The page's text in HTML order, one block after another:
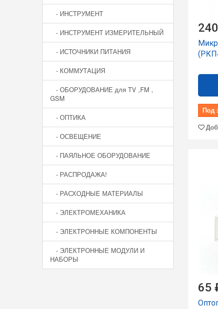
- ИНСТРУМЕНТ
- ИНСТРУМЕНТ ИЗМЕРИТЕЛЬНЫЙ
- ИСТОЧНИКИ ПИТАНИЯ
- КОММУТАЦИЯ
- ОБОРУДОВАНИЕ для TV ,FM ,
GSM
- ОПТИКА
- ОСВЕЩЕНИЕ
- ПАЯЛЬНОЕ ОБОРУДОВАНИЕ
- РАСПРОДАЖА!
- РАСХОДНЫЕ МАТЕРИАЛЫ
- ЭЛЕКТРОМЕХАНИКА
- ЭЛЕКТРОННЫЕ КОМПОНЕНТЫ
- ЭЛЕКТРОННЫЕ МОДУЛИ И
НАБОРЫ
Под
65